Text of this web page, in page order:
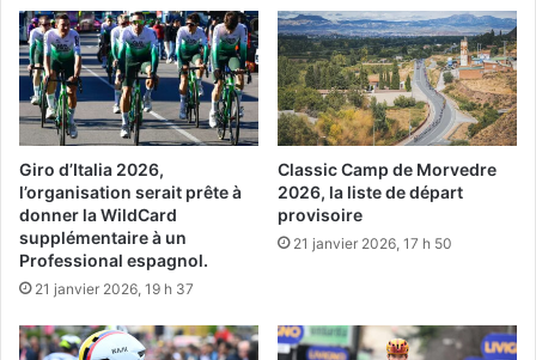
Giro d’Italia 2026,
l’organisation serait prête à
donner la WildCard
supplémentaire à un
Professional espagnol.
21 janvier 2026, 19 h 37
Classic Camp de Morvedre
2026, la liste de départ
provisoire
21 janvier 2026, 17 h 50